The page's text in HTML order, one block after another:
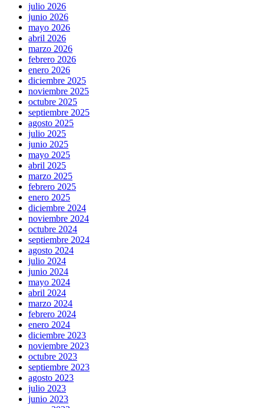
julio 2026
junio 2026
mayo 2026
abril 2026
marzo 2026
febrero 2026
enero 2026
diciembre 2025
noviembre 2025
octubre 2025
septiembre 2025
agosto 2025
julio 2025
junio 2025
mayo 2025
abril 2025
marzo 2025
febrero 2025
enero 2025
diciembre 2024
noviembre 2024
octubre 2024
septiembre 2024
agosto 2024
julio 2024
junio 2024
mayo 2024
abril 2024
marzo 2024
febrero 2024
enero 2024
diciembre 2023
noviembre 2023
octubre 2023
septiembre 2023
agosto 2023
julio 2023
junio 2023